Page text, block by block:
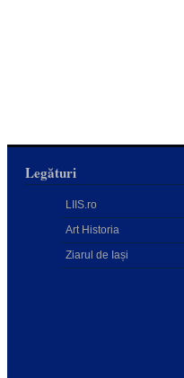
Legături
LIIS.ro
Art Historia
Ziarul de Iași